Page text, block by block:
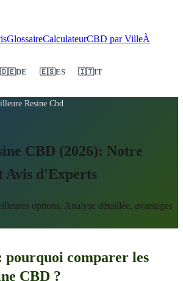
GlossaireCalculateurCBD par VilleÀ
🇩🇪DE 🇪🇸ES 🇮🇹IT
Resine Cbd
CBD (2026): Notre
Avis d'Experts
options. Analyse détaillée, avantages
comparer les
CBD ?